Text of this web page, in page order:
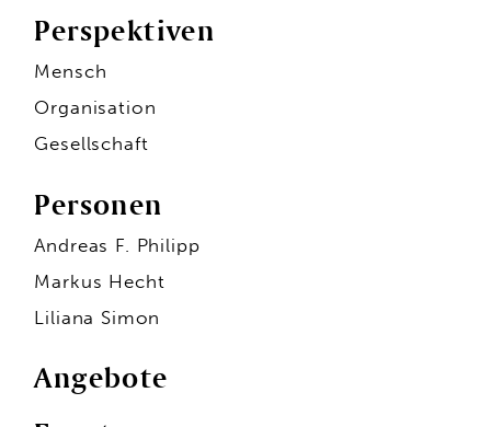
Perspektiven
Mensch
Organisation
Gesellschaft
Personen
Andreas F. Philipp
Markus Hecht
Liliana Simon
Angebote